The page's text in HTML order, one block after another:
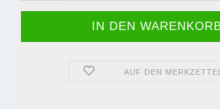
AUF DEN MERKZETTEL